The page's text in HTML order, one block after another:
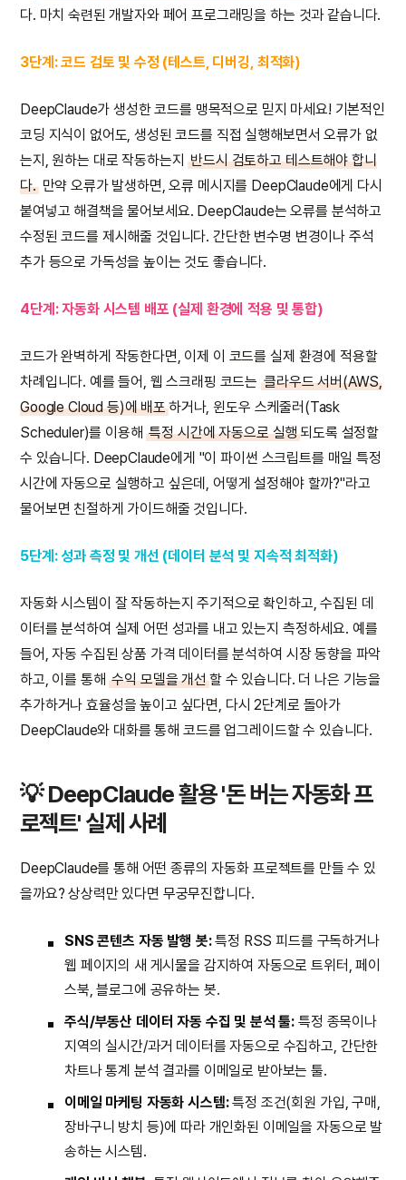
다. 마치 숙련된 개발자와 페어 프로그래밍을 하는 것과 같습니다.
3단계: 코드 검토 및 수정 (테스트, 디버깅, 최적화)
DeepClaude가 생성한 코드를 맹목적으로 믿지 마세요! 기본적인
코딩 지식이 없어도, 생성된 코드를 직접 실행해보면서 오류가 없
는지, 원하는 대로 작동하는지반드시 검토하고 테스트해야 합니
다.만약 오류가 발생하면, 오류 메시지를 DeepClaude에게 다시
붙여넣고 해결책을 물어보세요. DeepClaude는 오류를 분석하고
수정된 코드를 제시해줄 것입니다. 간단한 변수명 변경이나 주석
추가 등으로 가독성을 높이는 것도 좋습니다.
4단계: 자동화 시스템 배포 (실제 환경에 적용 및 통합)
코드가 완벽하게 작동한다면, 이제 이 코드를 실제 환경에 적용할
차례입니다. 예를 들어, 웹 스크래핑 코드는 클라우드 서버(AWS,
Google Cloud 등)에 배포하거나, 윈도우 스케줄러(Task
Scheduler)를 이용해특정 시간에 자동으로 실행되도록 설정할
수 있습니다. DeepClaude에게 "이 파이썬 스크립트를 매일 특정
시간에 자동으로 실행하고 싶은데, 어떻게 설정해야 할까?"라고
물어보면 친절하게 가이드해줄 것입니다.
5단계: 성과 측정 및 개선 (데이터 분석 및 지속적 최적화)
자동화 시스템이 잘 작동하는지 주기적으로 확인하고, 수집된 데
이터를 분석하여 실제 어떤 성과를 내고 있는지 측정하세요. 예를
들어, 자동 수집된 상품 가격 데이터를 분석하여 시장 동향을 파악
하고, 이를 통해수익 모델을 개선할 수 있습니다. 더 나은 기능을
추가하거나 효율성을 높이고 싶다면, 다시 2단계로 돌아가
DeepClaude와 대화를 통해 코드를 업그레이드할 수 있습니다.
💡 DeepClaude 활용 '돈 버는 자동화 프
로젝트' 실제 사례
DeepClaude를 통해 어떤 종류의 자동화 프로젝트를 만들 수 있
을까요? 상상력만 있다면 무궁무진합니다.
SNS 콘텐츠 자동 발행 봇:특정 RSS 피드를 구독하거나
웹 페이지의 새 게시물을 감지하여 자동으로 트위터, 페이
스북, 블로그에 공유하는 봇.
주식/부동산 데이터 자동 수집 및 분석 툴: 특정 종목이나
지역의 실시간/과거 데이터를 자동으로 수집하고, 간단한
차트나 통계 분석 결과를 이메일로 받아보는 툴.
이메일 마케팅 자동화 시스템:특정 조건(회원 가입, 구매,
장바구니 방치 등)에 따라 개인화된 이메일을 자동으로 발
송하는 시스템.